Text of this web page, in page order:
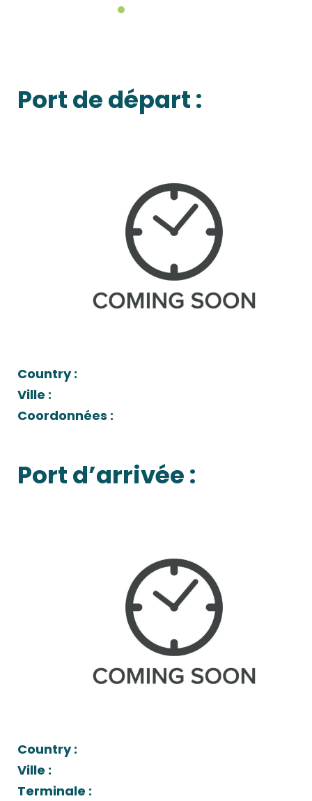
Port de départ :
Country :
Ville :
Coordonnées :
Port d’arrivée :
Country :
Ville :
Terminale :